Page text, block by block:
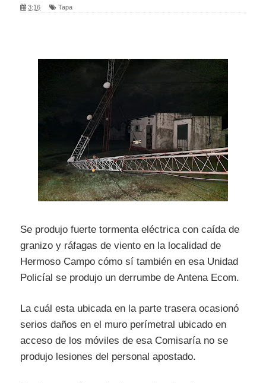
3:16 Tapa
Se produjo fuerte tormenta eléctrica con caída de
granizo y ráfagas de viento en la localidad de
Hermoso Campo cómo sí también en esa Unidad
Policíal se produjo un derrumbe de Antena Ecom.
La cuál esta ubicada en la parte trasera ocasionó
serios daños en el muro perímetral ubicado en
acceso de los móviles de esa Comisaría no se
produjo lesiones del personal apostado.